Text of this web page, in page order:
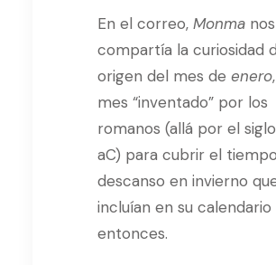
En el correo, Monma nos
compartía la curiosidad
origen del mes de enero
mes “inventado” por los
romanos (allá por el
aC) para cubrir el
descanso en invierno
incluían en su calendario
entonces.